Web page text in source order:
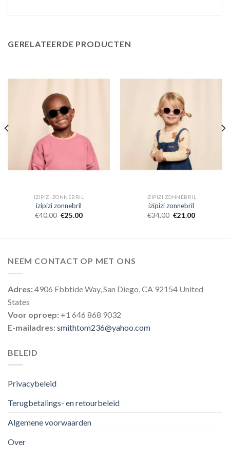
GERELATEERDE PRODUCTEN
IZIPIZI ZONNEBRIL
izipizi zonnebril
€40.00 €25.00
IZIPIZI ZONNEBRIL
izipizi zonnebril
€34.00 €21.00
NEEM CONTACT OP MET ONS
Adres:4906 Ebbtide Way, San Diego, CA 92154 United
States
Voor oproep: +1 646 868 9032
E-mailadres:smithtom236@yahoo.com
BELEID
Privacybeleid
Terugbetalings- en retourbeleid
Algemene voorwaarden
Over